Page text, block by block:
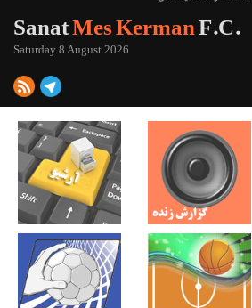
SanatMes KermanF.C.
Saturday 8 August 2026